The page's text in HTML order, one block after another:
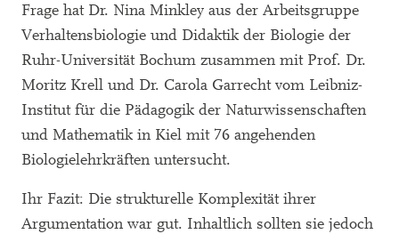
Frage hat Dr. Nina Minkley aus der Arbeitsgruppe
Verhaltensbiologie und Didaktik der Biologie der
Ruhr-Universität Bochum zusammen mit Prof. Dr.
Moritz Krell und Dr. Carola Garrecht vom Leibniz-
Institut für die Pädagogik der Naturwissenschaften
und Mathematik in Kiel mit 76 angehenden
Biologielehrkräften untersucht.
Ihr Fazit: Die strukturelle Komplexität ihrer
Argumentation war gut. Inhaltlich sollten sie jedoch